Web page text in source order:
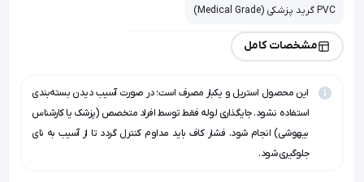
PVC گرید پزشکی (Medical Grade)
نوع کاف:
کم‌فشار با حجم بالا (High Volume Low Pressure)
نوع اتصال:
استاندارد 15 میلی‌متری
استریلیزاسیون:
گاز اتیلن اکساید
دارای شیر یکطرفه جهت حفظ فشار کاف
مشخصات کامل
این محصول استریل و یکبار مصرف است؛ در صورت آسیب دیدن بسته‌بندی
استفاده نشود. جایگذاری لوله فقط توسط افراد متخصص (پزشک یا کارشناس
بیهوشی) انجام شود. فشار کاف باید مداوم کنترل گردد تا از آسیب به نای
جلوگیری شود.